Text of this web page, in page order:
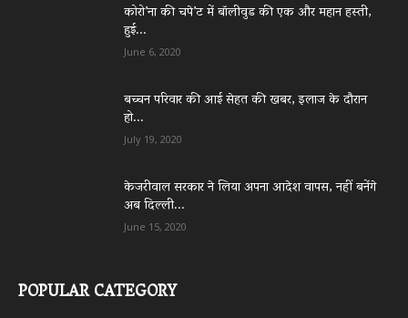
कोरो’ना की चपे’ट में बॉलीवुड की एक और महान हस्ती,
हुई...
June 6, 2020
बच्चन परिवार की आई सेहत की खबर, इलाज के दौरान
हो...
July 19, 2020
केजरीवाल सरकार ने लिया अपना आदेश वापस, नहीं बनेंगे
अब दिल्ली...
June 15, 2020
POPULAR CATEGORY